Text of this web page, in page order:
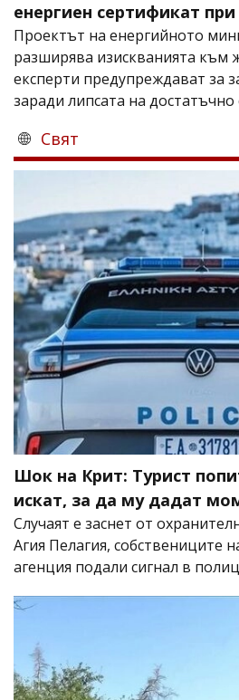
енергиен сертификат
Проектът на енергийното
разширява изискванията към
експерти предупреждават за
заради липсата на
Свят
Шок на Крит: Турист
искат, за да му дадат
Случаят е заснет от
Агия Пелагия, собствениците
агенция подали сигнал в